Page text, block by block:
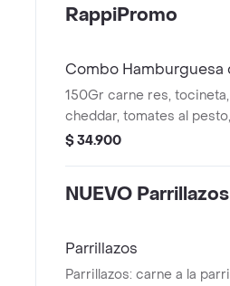
RappiPromo
Combo Hamburguesa
150Gr carne res,
cheddar, tomates al
caramelizada y lechuga en
$ 34.900
NUEVO Parrillazos
Parrillazos
Parrillazos: carne a la